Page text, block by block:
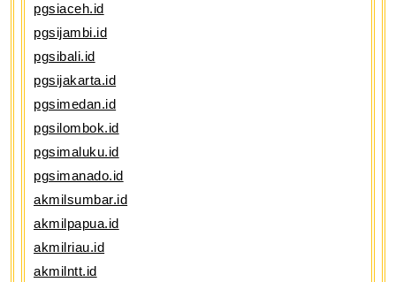
pgsiaceh.id
pgsijambi.id
pgsibali.id
pgsijakarta.id
pgsimedan.id
pgsilombok.id
pgsimaluku.id
pgsimanado.id
akmilsumbar.id
akmilpapua.id
akmilriau.id
akmilntt.id